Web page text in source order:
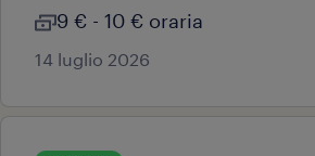
9 € - 10 € oraria
14 luglio 2026